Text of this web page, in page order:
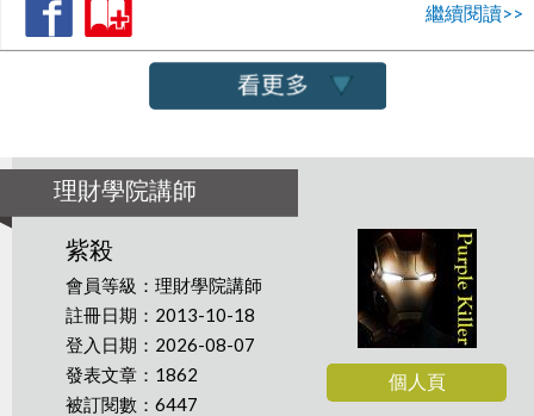
繼續閱讀>>
理財學院講師
紫殺
會員等級：理財學院講師
註冊日期：2013-10-18
登入日期：2026-08-07
發表文章：1862
被訂閱數：6447
個人頁